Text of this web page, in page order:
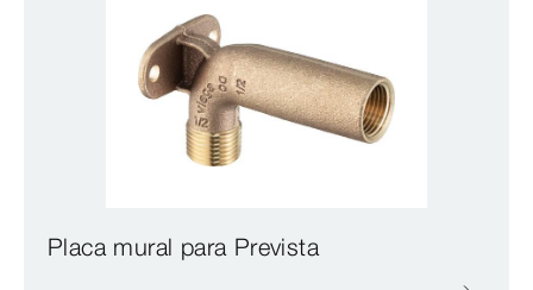
Placa mural para Prevista